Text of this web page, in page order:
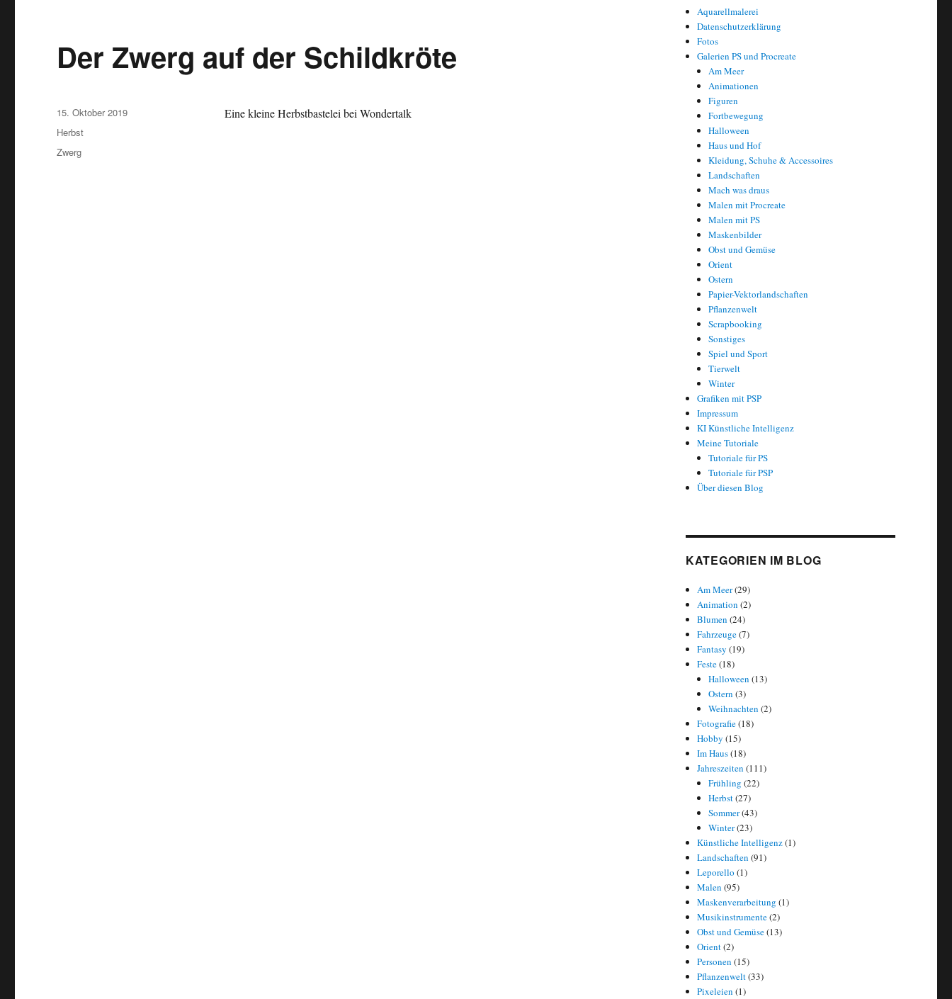
Der Zwerg auf der Schildkröte
Eine kleine Herbstbastelei bei Wondertalk
Veröffentlicht
am
15. Oktober 2019
Kategorien
Herbst
Schlagwörter
Zwerg
Aquarellmalerei
Datenschutzerklärung
Fotos
Galerien PS und Procreate
Am Meer
Animationen
Figuren
Fortbewegung
Halloween
Haus und Hof
Kleidung, Schuhe & Accessoires
Landschaften
Mach was draus
Malen mit Procreate
Malen mit PS
Maskenbilder
Obst und Gemüse
Orient
Ostern
Papier-Vektorlandschaften
Pflanzenwelt
Scrapbooking
Sonstiges
Spiel und Sport
Tierwelt
Winter
Grafiken mit PSP
Impressum
KI Künstliche Intelligenz
Meine Tutoriale
Tutoriale für PS
Tutoriale für PSP
Über diesen Blog
KATEGORIEN IM BLOG
Am Meer(29)
Animation (2)
Blumen (24)
Fahrzeuge(7)
Fantasy (19)
Feste(18)
Halloween (13)
Ostern (3)
Weihnachten (2)
Fotografie(18)
Hobby (15)
Im Haus(18)
Jahreszeiten (111)
Frühling (22)
Herbst(27)
Sommer(43)
Winter(23)
Künstliche Intelligenz(1)
Landschaften (91)
Leporello (1)
Malen (95)
Maskenverarbeitung (1)
Musikinstrumente(2)
Obst und Gemüse(13)
Orient(2)
Personen (15)
Pflanzenwelt(33)
Pixeleien (1)